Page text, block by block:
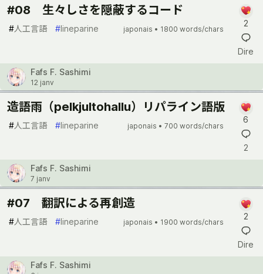
#08 生々しさを隠蔽するコード
#人工言語 #lineparine japonais • 1800 words/chars
2
Dire
Fafs F. Sashimi
12 janv
造語雨（pelkjultohallu）リパライン語版
#人工言語 #lineparine japonais • 700 words/chars
6
2
Fafs F. Sashimi
7 janv
#07 翻訳による再創造
#人工言語 #lineparine japonais • 1900 words/chars
2
Dire
Fafs F. Sashimi